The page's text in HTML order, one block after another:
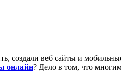
создали веб сайты и
онлайн? Дело в том, что